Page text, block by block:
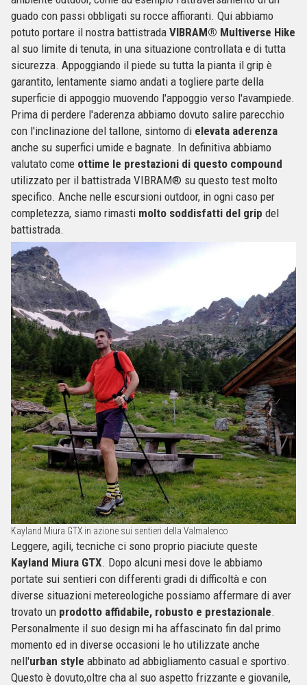
guado con passi obbligati su rocce affioranti. Qui abbiamo
potuto portare il nostra battistrada VIBRAM® Multiverse Hike
al suo limite di tenuta, in una situazione controllata e di tutta
sicurezza. Appoggiando il piede su tutta la pianta il grip è
garantito, lentamente siamo andati a togliere parte della
superficie di appoggio muovendo l'appoggio verso l'avampiede.
Prima di perdere l'aderenza abbiamo dovuto salire parecchio
con l'inclinazione del tallone, sintomo di elevata aderenza
anche su superfici umide e bagnate. In definitiva abbiamo
valutato come ottime le prestazioni di questo compound
utilizzato per il battistrada VIBRAM® su questo test molto
specifico. Anche nelle escursioni outdoor, in ogni caso per
completezza, siamo rimasti molto soddisfatti del grip del
battistrada.
Kayland Miura GTX in azione sui sentieri della Valmalenco
Leggere, agili, tecniche ci sono proprio piaciute queste
Kayland Miura GTX. Dopo alcuni mesi dove le abbiamo
portate sui sentieri con differenti gradi di difficoltà e con
diverse situazioni metereologiche possiamo affermare di aver
trovato un prodotto affidabile, robusto e prestazionale.
Personalmente il suo design mi ha affascinato fin dal primo
momento ed in diverse occasioni le ho utilizzate anche
nell'urban style abbinato ad abbigliamento casual e sportivo.
Questo è dovuto,oltre cha al suo aspetto frizzante e giovanile,